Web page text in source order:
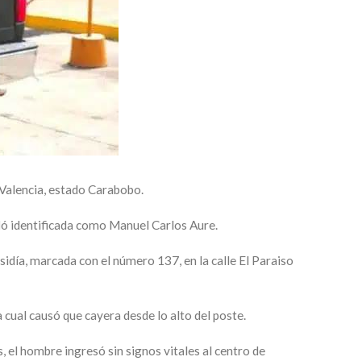
estado Carabobo.
identificada como Manuel Carlos Aure.
marcada con el número 137, en la calle El Paraiso
causó que cayera desde lo alto del poste.
el hombre ingresó sin signos vitales al centro de